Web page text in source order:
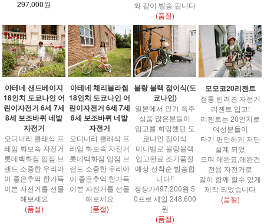
297,000원
와 같이 발송 됩니다
(품절)
아테네 샌드베이지
18인치 도쿄나인 어
린이자전거 6세 7세
8세 보조바퀴 네발
자전거
오디너리 클래식 프
레임 화보속 자전거
롯데백화점 입점 브
랜드 소중한 우리아
이 좋은추억 한가득
이쁜 자전거를 선물
해보세요
(품절)
아테네 체리블라썸
18인치 도쿄나인 어
린이자전거 6세 7세
8세 보조바퀴 네발
자전거
오디너리 클래식 프
레임 화보속 자전거
롯데백화점 입점 브
랜드 소중한 우리아
이 좋은추억 한가득
이쁜 자전거를 선물
해보세요
(품절)
블랑 블랙 접이식(도
쿄나인)
일본에서 인기 폭주
상품 많은분들이
입고를 희망했던 도
쿄나인 접이식
미니벨로 블랑블랙
입고완료 조기품절
예상 선착순 발송합
니다!!
정상가497,200원 5
0프로 세일 248,600
원
(품절)
모모코20리젠트
정통 반려견 자전거
리젠트 입고!
리젠트는 20인치로
여성분들이
타기 편안하게 저단
설계 되었
으며 애완묘,애완견
전용 자전거로
같이 함께 할수 있게
제작 되었습니다
(품절)